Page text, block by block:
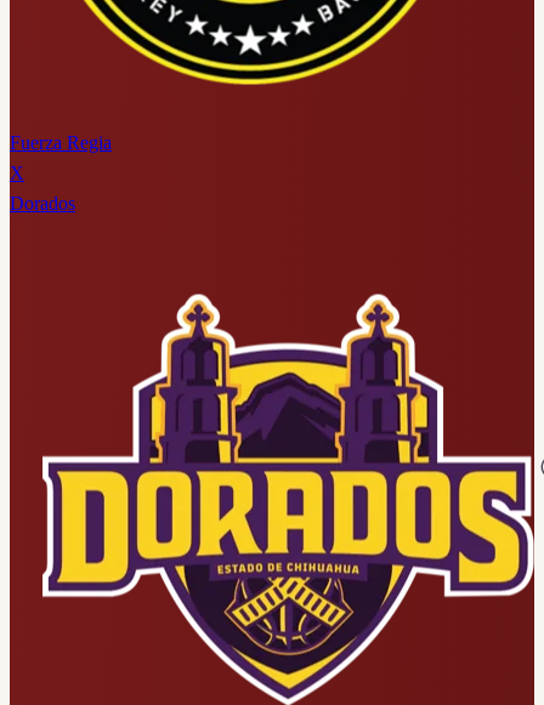
Fuerza Regia
X
Dorados